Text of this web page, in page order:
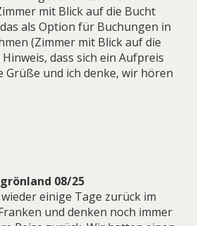
mit Blick auf die Bucht
als Option für Buchungen in
(Zimmer mit Blick auf die
dass sich ein Aufpreis
Grüße und ich denke, wir hören
08/25
einige Tage zurück im
und denken noch immer